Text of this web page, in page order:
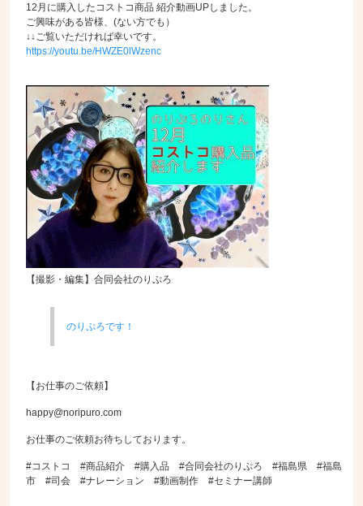
12月に購入したコストコ商品 紹介動画UPしました。
ご興味がある皆様、(ない方でも）
↓↓ご覧いただければ幸いです。
https://youtu.be/HWZE0lWzenc
【撮影・編集】合同会社のりぷろ
のりぷろです！
【お仕事のご依頼】
happy@noripuro.com
お仕事のご依頼お待ちしております。
#コストコ #商品紹介 #購入品 #合同会社のりぷろ #福島県 #福島
市 #司会 #ナレーション #動画制作 #セミナー講師